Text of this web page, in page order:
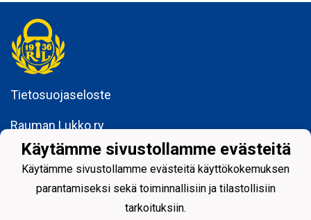
Tietosuojaseloste
Rauman Lukko ry
26100 Rauma
Käytämme sivustollamme evästeitä
Käytämme sivustollamme evästeitä käyttökokemuksen
parantamiseksi sekä toiminnallisiin ja tilastollisiin
tarkoituksiin.